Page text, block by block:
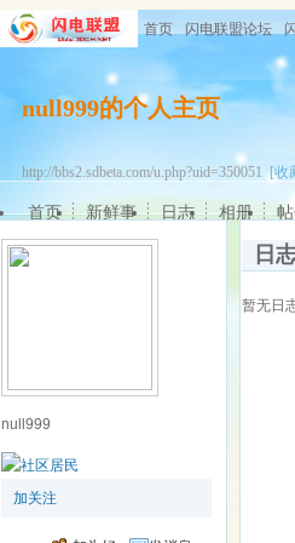
首页 闪电联盟论坛
null999的个人主页
http://bbs2.sdbeta.com/u.php?uid=350051[收
首页 新鲜事 日志 相册
null999
加关注
日
暂无日